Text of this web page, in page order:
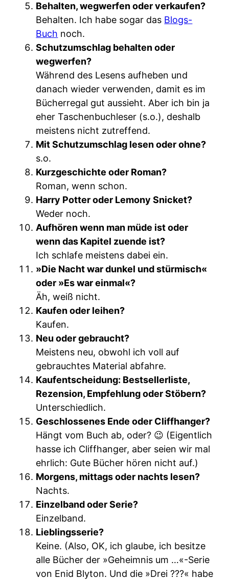
Behalten, wegwerfen oder verkaufen?
Behalten. Ich habe sogar das Blogs-
Buch noch.
Schutzumschlag behalten oder
wegwerfen?
Während des Lesens aufheben und
danach wieder verwenden, damit es im
Bücherregal gut aussieht. Aber ich bin ja
eher Taschenbuchleser (s.o.), deshalb
meistens nicht zutreffend.
Mit Schutzumschlag lesen oder ohne?
s.o.
Kurzgeschichte oder Roman?
Roman, wenn schon.
Harry Potter oder Lemony Snicket?
Weder noch.
Aufhören wenn man müde ist oder
wenn das Kapitel zuende ist?
Ich schlafe meistens dabei ein.
»Die Nacht war dunkel und stürmisch«
oder »Es war einmal«?
Äh, weiß nicht.
Kaufen oder leihen?
Kaufen.
Neu oder gebraucht?
Meistens neu, obwohl ich voll auf
gebrauchtes Material abfahre.
Kaufentscheidung: Bestsellerliste,
Rezension, Empfehlung oder Stöbern?
Unterschiedlich.
Geschlossenes Ende oder Cliffhanger?
Hängt vom Buch ab, oder? 😉 (Eigentlich
hasse ich Cliffhanger, aber seien wir mal
ehrlich: Gute Bücher hören nicht auf.)
Morgens, mittags oder nachts lesen?
Nachts.
Einzelband oder Serie?
Einzelband.
Lieblingsserie?
Keine. (Also, OK, ich glaube, ich besitze
alle Bücher der »Geheimnis um …«-Serie
von Enid Blyton. Und die »Drei ???« habe